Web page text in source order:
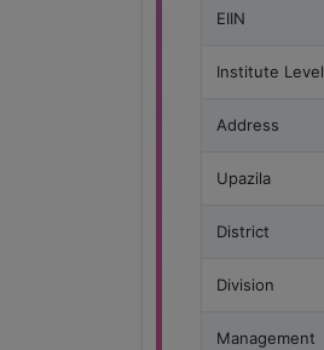
EIIN
Institute Level
Address
Upazila
District
Division
Management